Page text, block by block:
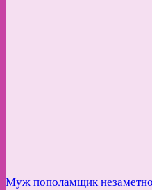
Муж пополамщик незаметно